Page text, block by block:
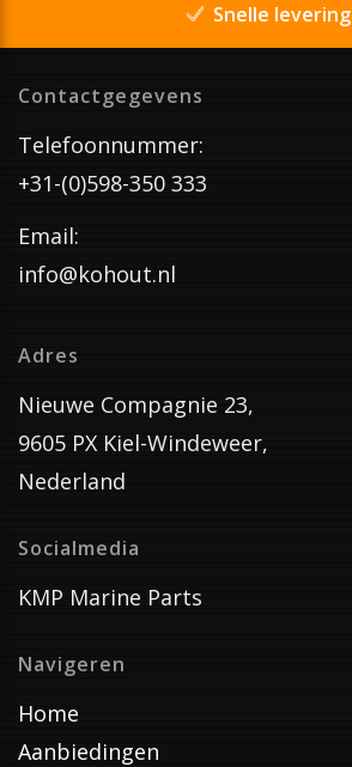
Snelle levering
Contactgegevens
Telefoonnummer:
+31-(0)598-350 333
Email:
info@kohout.nl
Adres
Nieuwe Compagnie 23,
9605 PX Kiel-Windeweer,
Nederland
Socialmedia
KMP Marine Parts
Navigeren
Home
Aanbiedingen